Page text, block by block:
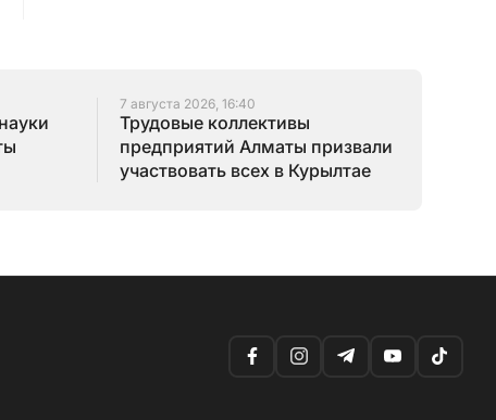
7 августа 2026, 16:40
Трудовые коллективы
предприятий Алматы призвали
участвовать всех в Курылтае